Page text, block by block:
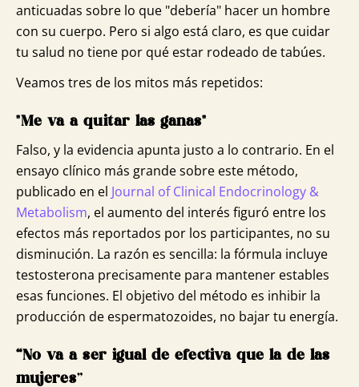
anticuadas sobre lo que "debería" hacer un hombre
con su cuerpo. Pero si algo está claro, es que cuidar
tu salud no tiene por qué estar rodeado de tabúes.
Veamos tres de los mitos más repetidos:
"Me va a quitar las ganas"
Falso, y la evidencia apunta justo a lo contrario. En el
ensayo clínico más grande sobre este método,
publicado en el Journal of Clinical Endocrinology &
Metabolism, el aumento del interés figuró entre los
efectos más reportados por los participantes, no su
disminución. La razón es sencilla: la fórmula incluye
testosterona precisamente para mantener estables
esas funciones. El objetivo del método es inhibir la
producción de espermatozoides, no bajar tu energía.
“No va a ser igual de efectiva que la de las
mujeres”